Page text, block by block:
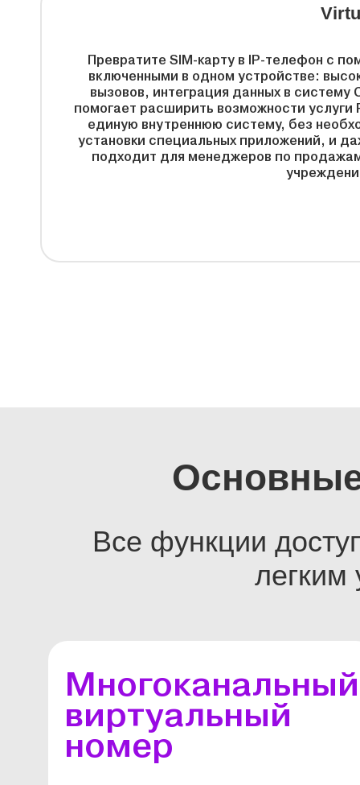
Превратите SIM-карту в IP-телефон с
включенными в одном устройстве:
вызовов, интеграция данных в систему
помогает расширить возможности
единую внутреннюю систему, без
установки специальных приложений, и
подходит для менеджеров по
Все функции
легким
Многоканальный
виртуальный
номер